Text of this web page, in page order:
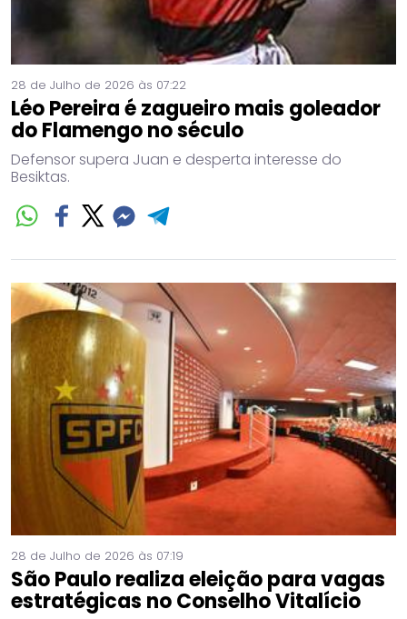
28 de Julho de 2026 às 07:22
Léo Pereira é zagueiro mais goleador
do Flamengo no século
Defensor supera Juan e desperta interesse do
Besiktas.
28 de Julho de 2026 às 07:19
São Paulo realiza eleição para vagas
estratégicas no Conselho Vitalício